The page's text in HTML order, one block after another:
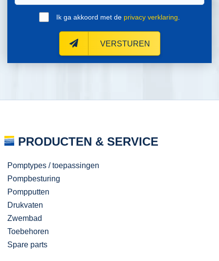
Ik ga akkoord met de privacy verklaring
VERSTUREN
PRODUCTEN & SERVICE
Pomptypes / toepassingen
Pompbesturing
Pompputten
Drukvaten
Zwembad
Toebehoren
Spare parts